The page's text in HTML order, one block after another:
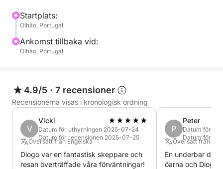
Startplats:
Olhão, Portugal
Ankomst tillbaka vid:
Olhão, Portugal
4.9/5 · 7 recensioner
Recensionerna visas i kronologisk ordning
V
Vicki
Datum för uthyrningen 2025-07-24 ·
Datum för recensionen 2025-07-25
Översatt från Engelska
Diogo var en fantastisk skeppare och
resan överträffade våra förväntningar!
P
Peter
Datum för
Datum för
Översatt från
En underbar dag
öarna och Diogo